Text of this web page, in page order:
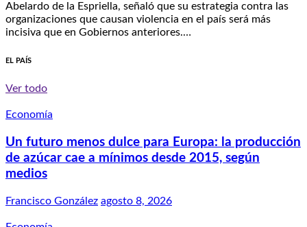
Abelardo de la Espriella, señaló que su estrategia contra las
organizaciones que causan violencia en el país será más
incisiva que en Gobiernos anteriores.…
EL PAÍS
Ver todo
Economía
Un futuro menos dulce para Europa: la producción
de azúcar cae a mínimos desde 2015, según
medios
Francisco González agosto 8, 2026